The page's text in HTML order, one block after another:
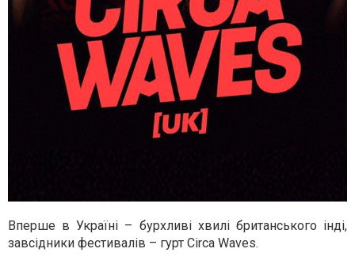
Вперше в Україні – бурхливі хвилі британського інді,
завсідники фестивалів – гурт Сirca Waves.